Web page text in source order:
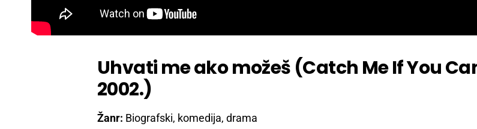
Uhvati me ako možeš (Catch Me If You
2002.)
Žanr: Biografski, komedija, drama